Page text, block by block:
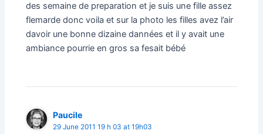
des semaine de preparation et je suis une fille assez
flemarde donc voila et sur la photo les filles avez l’air
davoir une bonne dizaine dannées et il y avait une
ambiance pourrie en gros sa fesait bébé
Paucile
29 June 2011 19 h 03 at 19h03